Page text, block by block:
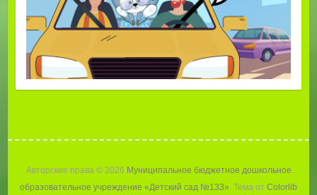
Авторские права © 2026 Муниципальное бюджетное дошкольное
образовательное учреждение «Детский сад №133». Тема от Colorlib